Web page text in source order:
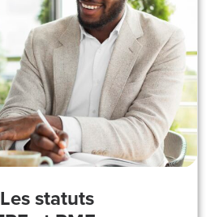
statuts